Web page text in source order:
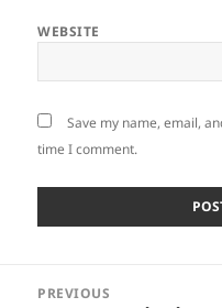
WEBSITE
Save my name, email,
time I comment.
navigation
PREVIOUS